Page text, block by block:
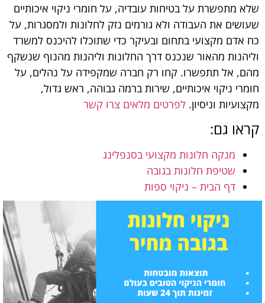
שלא מתפשרת על בטיחות עובדיה, על חומרי ניקוי איכותיים
שעושים את העבודה ולא גורמים נזק לחלונות ולמסגרות, על
כח אדם מקצועי בתחום ובעיקר כדי שתוכלו להיכנס למשרד
וליהנות מהאור שנכנס דרך החלונות וליהנות מהנוף שנשקף
מהם, אל תתפשרו. קחו רק חברה שמקפידה על נהלים, על
חומרי ניקוי איכותיים, שירות ברמה גבוהה, ראש גדול,
מקצועיות וניסיון. לפרטים מלאים צרו קשר
קראו גם:
מנקה חלונות מקצועי בסנפלינג
שטיפת חלונות בגובה
דף הבית – ניקוי ספות